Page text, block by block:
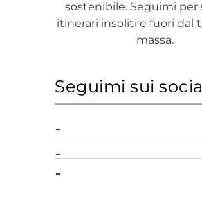
sostenibile. Seguimi per
itinerari insoliti e fuori dal
massa.
Seguimi sui